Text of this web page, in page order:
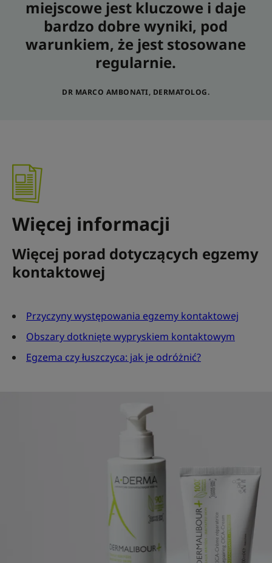
miejscowe jest kluczowe i daje
bardzo dobre wyniki, pod
warunkiem, że jest stosowane
regularnie.
DR MARCO AMBONATI, DERMATOLOG.
Więcej informacji
Więcej porad dotyczących egzemy
kontaktowej
Przyczyny występowania egzemy kontaktowej
Obszary dotknięte wypryskiem kontaktowym
Egzema czy łuszczyca: jak je odróżnić?